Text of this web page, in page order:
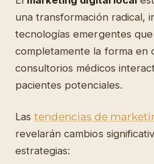
una transformación radical,
tecnologías emergentes
completamente la forma en
consultorios médicos
pacientes potenciales.
Lastendencias de
revelarán cambios
estrategias: